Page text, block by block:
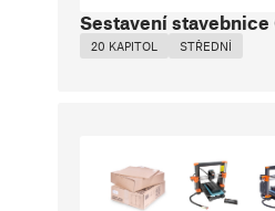
Sestavení
20 KAPITOL STŘEDNÍ